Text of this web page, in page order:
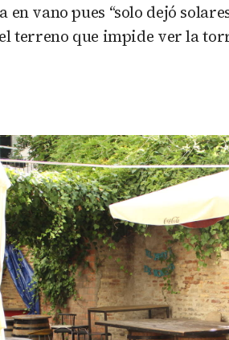
en vano pues “solo dejó
terreno que impide ver la